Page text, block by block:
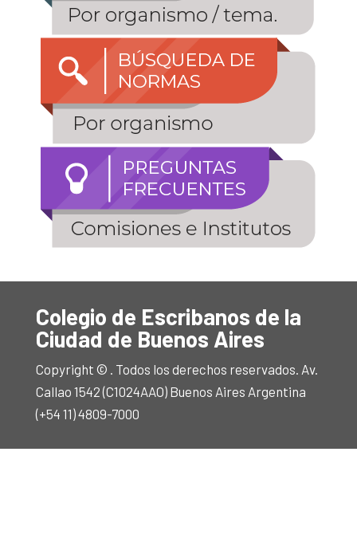
Colegio de Escribanos de la
Ciudad de Buenos Aires
Copyright © . Todos los derechos reservados. Av.
Callao 1542 (C1024AAO) Buenos Aires Argentina
(+54 11) 4809-7000